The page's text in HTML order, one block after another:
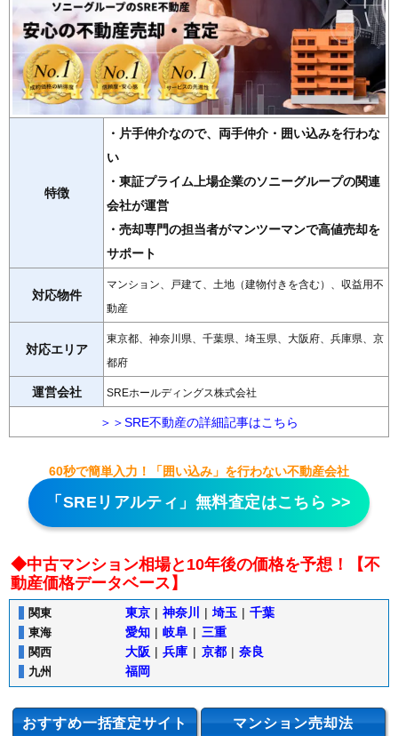
特徴
・片手仲介なので、両手仲介・囲い込みを行わな
い
・東証プライム上場企業のソニーグループの関連
会社が運営
・売却専門の担当者がマンツーマンで高値売却を
サポート
対応物件
マンション、戸建て、土地（建物付きを含む）、収益用不
動産
対応エリア
東京都、神奈川県、千葉県、埼玉県、大阪府、兵庫県、京
都府
運営会社 SREホールディングス株式会社
＞＞SRE不動産の詳細記事はこちら
60秒で簡単入力！「囲い込み」を行わない不動産会社
「SREリアルティ」無料査定はこちら >>
◆中古マンション相場と10年後の価格を予想！【不
動産価格データベース】
関東 東京 | 神奈川 | 埼玉 | 千葉
東海 愛知 | 岐阜 | 三重
関西 大阪 | 兵庫 | 京都 | 奈良
九州 福岡
おすすめ一括査定サイト マンション売却法